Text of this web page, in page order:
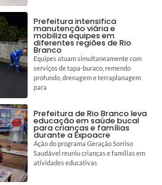
Prefeitura intensifica
manutenção viária e
mobiliza equipes em
diferentes regiões de Rio
Branco
Equipes atuam simultaneamente com
serviços de tapa-buraco, remendo
profundo, drenagem e terraplanagem
para
Prefeitura de Rio Branco leva
educação em saúde bucal
para crianças e famílias
durante a Expoacre
Ação do programa Geração Sorriso
Saudável reuniu crianças e famílias em
atividades educativas